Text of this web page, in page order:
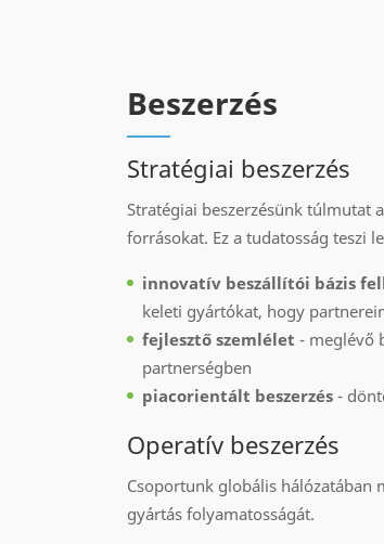
Beszerzés
Stratégiai beszerzés
Stratégiai beszerzésünk túlmutat
forrásokat. Ez a tudatosság teszi
innovatív beszállítói bázis
keleti gyártókat, hogy
fejlesztő szemlélet - meglévő
partnerségben
piacorientált beszerzés -
Operatív beszerzés
Csoportunk globális hálózatában
gyártás folyamatosságát.